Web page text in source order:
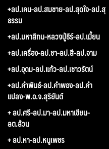
+ลป.เคน-ลป.สมชาย-ลป.สุดใจ-ลป.สุ
ธรรม
+ลป.มหาสีทน-หลวงปู่ธีร์-ลป.เมี้ยน
+ลป.เครื่อง-ลป.ชา-ลป.สี-ลป.จาม
+ลป.อุดม-ลป.แก้ว-ลป.เชาวรัตน์
+ลป.คำพันธ์-ลป.คำพอง-ลป.คำ
แปลง-พ.อ.จ.สุริยันต์
+ ลป.ศรี-ลป.มา-ลป.มหาเขียน-
ลต.ล้วน
+ ลป.หา-ลป.หนูเพชร